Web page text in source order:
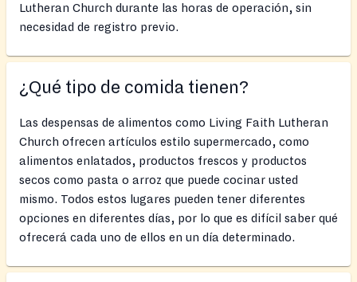
Lutheran Church durante las horas de operación, sin
necesidad de registro previo.
¿Qué tipo de comida tienen?
Las despensas de alimentos como Living Faith Lutheran
Church ofrecen artículos estilo supermercado, como
alimentos enlatados, productos frescos y productos
secos como pasta o arroz que puede cocinar usted
mismo. Todos estos lugares pueden tener diferentes
opciones en diferentes días, por lo que es difícil saber qué
ofrecerá cada uno de ellos en un día determinado.